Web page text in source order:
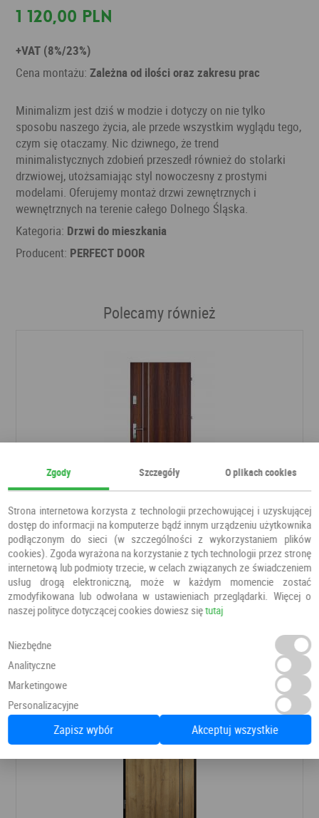
1 120,00 PLN
+VAT (8%/23%)
Cena montażu:Zależna od ilości oraz zakresu prac
Minimalizm jest dziś w modzie i dotyczy on nie tylko
sposobu naszego życia, ale przede wszystkim wyglądu tego,
czym się otaczamy. Nic dziwnego, że trend
minimalistycznych zdobień przeszedł również do stolarki
drzwiowej, utożsamiając styl nowoczesny z prostymi
modelami. Oferujemy montaż drzwi zewnętrznych i
wewnętrznych na terenie całego Dolnego Śląska.
Kategoria: Drzwi do mieszkania
Producent: PERFECT DOOR
Polecamy również
Drzwi VOLUME ALU 1 Orzech Rustykalny
Drzwi do mieszkaniaPERFECT DOOR
Dostępne od ręki
990,00 PLN
Zgody Szczegóły O plikach cookies
Strona internetowa korzysta z technologii przechowującej i uzyskującej
dostęp do informacji na komputerze bądź innym urządzeniu użytkownika
podłączonym do sieci (w szczególności z wykorzystaniem plików
cookies). Zgoda wyrażona na korzystanie z tych technologii przez stronę
internetową lub podmioty trzecie, w celach związanych ze świadczeniem
usług drogą elektroniczną, może w każdym momencie zostać
zmodyfikowana lub odwołana w ustawieniach przeglądarki. Więcej o
naszej polityce dotyczącej cookies dowiesz siętutaj
Niezbędne
Analityczne
Marketingowe
Personalizacyjne
Zapisz wybór Akceptuj wszystkie